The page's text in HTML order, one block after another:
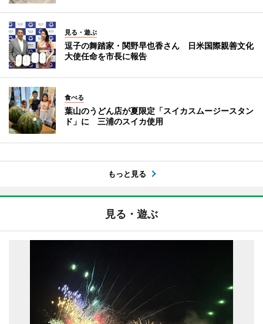
見る・遊ぶ
逗子の舞踏家・関野早也香さん 日米国際親善文化
大使任命を市長に報告
食べる
葉山のうどん店が夏限定「スイカスムージースタン
ド」に 三浦のスイカ使用
もっと見る
見る・遊ぶ